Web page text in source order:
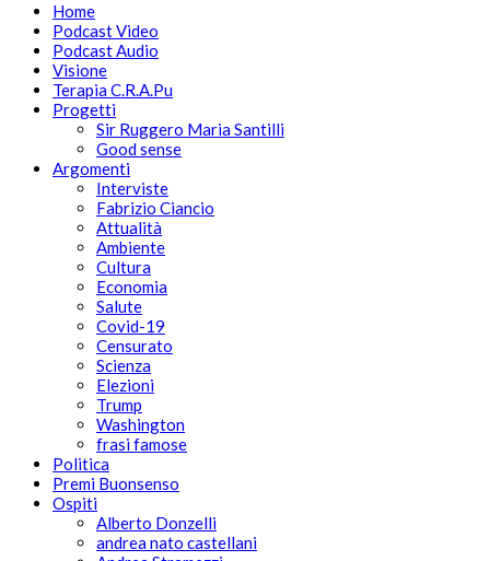
Home
Podcast Video
Podcast Audio
Visione
Terapia C.R.A.Pu
Progetti
Sir Ruggero Maria Santilli
Good sense
Argomenti
Interviste
Fabrizio Ciancio
Attualità
Ambiente
Cultura
Economia
Salute
Covid-19
Censurato
Scienza
Elezioni
Trump
Washington
frasi famose
Politica
Premi Buonsenso
Ospiti
Alberto Donzelli
andrea nato castellani